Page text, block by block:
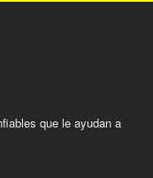
que le ayudan a